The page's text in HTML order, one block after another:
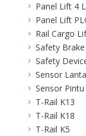
Panel Lift 4
Panel Lift
Rail Cargo
Safety
Safety
Sensor
Sensor
T-Rail K13
T-Rail K18
T-Rail K5